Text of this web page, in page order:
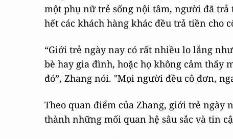
một phụ nữ trẻ sống nội tâm, người đã
hết các khách hàng khác đều trả tiền cho
“Giới trẻ ngày nay có rất nhiều lo lắng
bè hay gia đình, hoặc họ không cảm thấy
đó”, Zhang nói. "Mọi người đều cô đơn,
Theo quan điểm của Zhang, giới trẻ ngày
thành những mối quan hệ sâu sắc và tin